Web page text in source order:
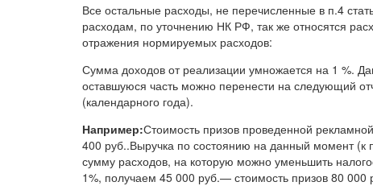
Все остальные расходы, не перечисленные в п.4
расходам, по уточнению НК РФ, так же относятся
отражения нормируемых расходов:
Сумма доходов от реализации умножается на 1 %.
оставшуюся часть можно перенести на следующий
(календарного года).
Например:Стоимость призов проведенной
400 руб..Выручка по состоянию на данный момент (к
сумму расходов, на которую можно уменьшить
1%, получаем 45 000 руб.— стоимость призов 80 000